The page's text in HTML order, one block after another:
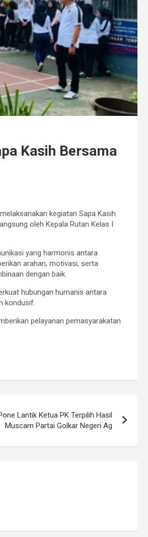
Kasih Bersama
kegiatan Sapa Kasih
oleh Kepala Rutan Kelas I
yang harmonis antara
arahan, motivasi, serta
dengan baik.
hubungan humanis antara
kondusif.
pelayanan pemasyarakatan
Lantik Ketua PK Terpilih Hasil
Muscam Partai Golkar Negeri Ag